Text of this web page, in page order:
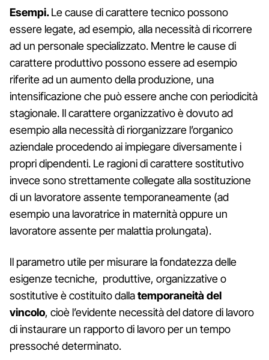
Esempi.Le cause di carattere tecnico possono
essere legate, ad esempio, alla necessità di ricorrere
ad un personale specializzato. Mentre le cause di
carattere produttivo possono essere ad esempio
riferite ad un aumento della produzione, una
intensificazione che può essere anche con periodicità
stagionale. Il carattere organizzativo è dovuto ad
esempio alla necessità di riorganizzare l’organico
aziendale procedendo ai impiegare diversamente i
propri dipendenti. Le ragioni di carattere sostitutivo
invece sono strettamente collegate alla sostituzione
di un lavoratore assente temporaneamente (ad
esempio una lavoratrice in maternità oppure un
lavoratore assente per malattia prolungata).
Il parametro utile per misurare la fondatezza delle
esigenze tecniche, produttive, organizzative o
sostitutive è costituito dallatemporaneità del
vincolo, cioè l’evidente necessità del datore di lavoro
di instaurare un rapporto di lavoro per un tempo
pressoché determinato.